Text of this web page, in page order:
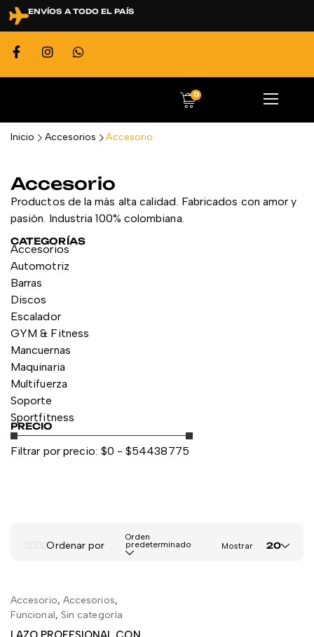
ENVÍOS A TODO EL PAÍS
0
Inicio Accesorios Accesorio
CATEGORÍAS
Accesorios
Automotriz
Barras
Discos
Escalador
GYM & Fitness
Mancuernas
Maquinaria
Multifuerza
Soporte
Sportfitness
PRECIO
Filtrar por precio: $0 - $54438775
Accesorio
Productos de la más alta calidad. Fabricados con amor y
pasión. Industria 100% colombiana.
Ordenar por
Orden
predeterminado Mostrar 20
AÑADIR AL CARRITO
Accesorio, Accesorios,
Funcional, Sin categoría